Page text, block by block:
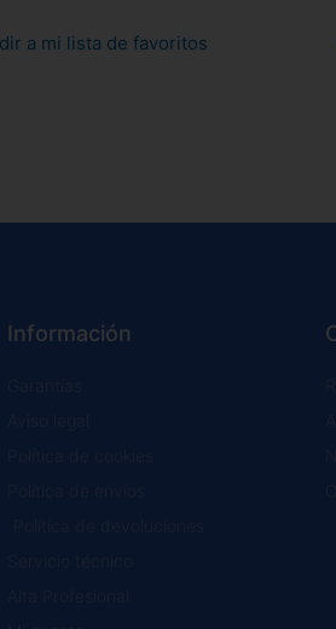
a mi lista de favoritos
Información